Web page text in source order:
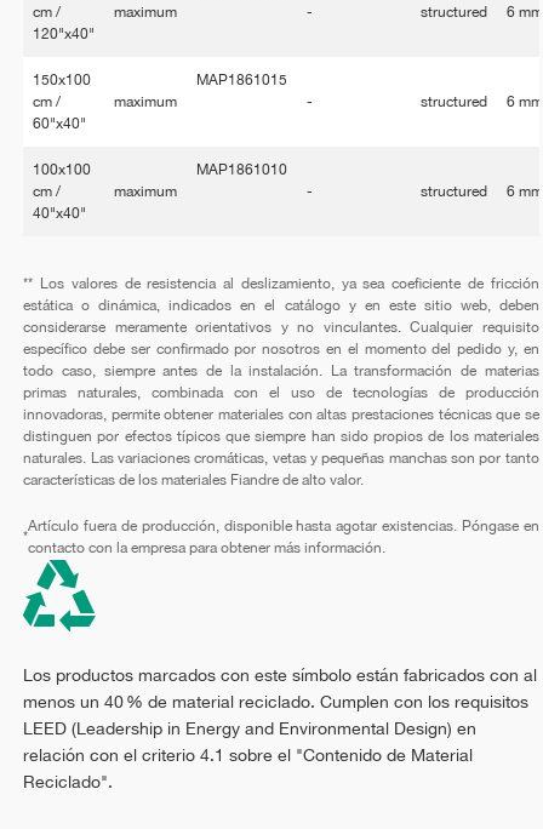
cm /
120"x40"
maximum
-
structured 6 mm
150x100
cm /
60"x40"
maximum
MAP1861015
-
structured 6 mm
100x100
cm /
40"x40"
maximum
MAP1861010
-
structured 6 mm
** Los valores de resistencia al deslizamiento, ya sea coeficiente de fricción
estática o dinámica, indicados en el catálogo y en este sitio web, deben
considerarse meramente orientativos y no vinculantes. Cualquier requisito
específico debe ser confirmado por nosotros en el momento del pedido y, en
todo caso, siempre antes de la instalación. La transformación de materias
primas naturales, combinada con el uso de tecnologías de producción
innovadoras, permite obtener materiales con altas prestaciones técnicas que se
distinguen por efectos típicos que siempre han sido propios de los materiales
naturales. Las variaciones cromáticas, vetas y pequeñas manchas son por tanto
características de los materiales Fiandre de alto valor.
*
Artículo fuera de producción, disponible hasta agotar existencias. Póngase en
contacto con la empresa para obtener más información.
Los productos marcados con este símbolo están fabricados con al
menos un 40 % de material reciclado. Cumplen con los requisitos
LEED (Leadership in Energy and Environmental Design) en
relación con el criterio 4.1 sobre el "Contenido de Material
Reciclado".